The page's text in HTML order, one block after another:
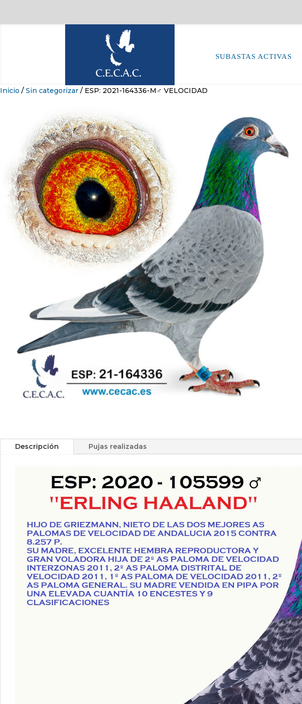
SUBASTAS ACTIVAS
Inicio / Sin categorizar / ESP: 2021-164336-M♂ VELOCIDAD
Descripción Pujas realizadas